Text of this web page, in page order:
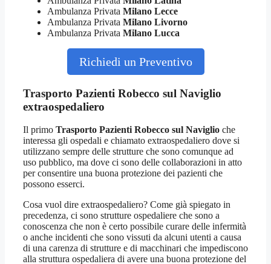
Ambulanza Privata Milano Lecce
Ambulanza Privata Milano Livorno
Ambulanza Privata Milano Lucca
Richiedi un Preventivo
Trasporto Pazienti Robecco sul Naviglio
extraospedaliero
Il primo Trasporto Pazienti Robecco sul Naviglio che
interessa gli ospedali e chiamato extraospedaliero dove si
utilizzano sempre delle strutture che sono comunque ad
uso pubblico, ma dove ci sono delle collaborazioni in atto
per consentire una buona protezione dei pazienti che
possono esserci.
Cosa vuol dire extraospedaliero? Come già spiegato in
precedenza, ci sono strutture ospedaliere che sono a
conoscenza che non è certo possibile curare delle infermità
o anche incidenti che sono vissuti da alcuni utenti a causa
di una carenza di strutture e di macchinari che impediscono
alla struttura ospedaliera di avere una buona protezione del